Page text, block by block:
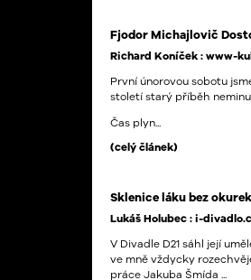
Fjodor Michajlovič
Richard Koníček : www-
První únorovou sobotu
století starý příběh
Čas plyn...
(celý článek)
Sklenice láku bez okurek
Lukáš Holubec : i-
V Divadle D21 sáhl její
ve mně vždycky
práce Jakuba Šmída ...